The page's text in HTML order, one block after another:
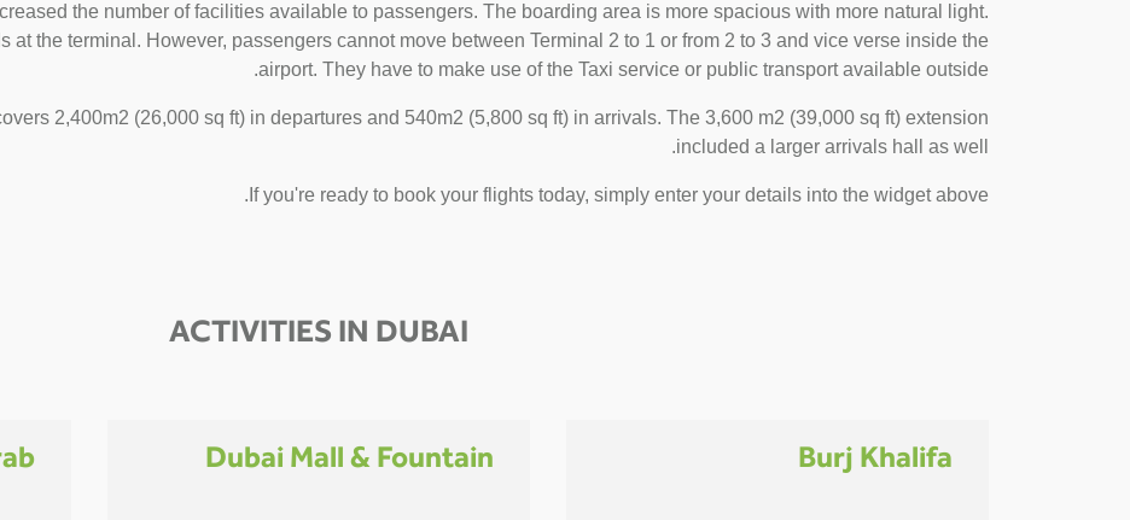
the number of facilities available to passengers. The boarding area is more spacious with more natural light.
at the terminal. However, passengers cannot move between Terminal 2 to 1 or from 2 to 3 and vice verse inside the
airport. They have to make use of the Taxi service or public transport available outside.
2,400m2 (26,000 sq ft) in departures and 540m2 (5,800 sq ft) in arrivals. The 3,600 m2 (39,000 sq ft) extension
included a larger arrivals hall as well.
If you're ready to book your flights today, simply enter your details into the widget above.
ACTIVITIES IN DUBAI
Burj Khalifa
Dubai Mall & Fountain